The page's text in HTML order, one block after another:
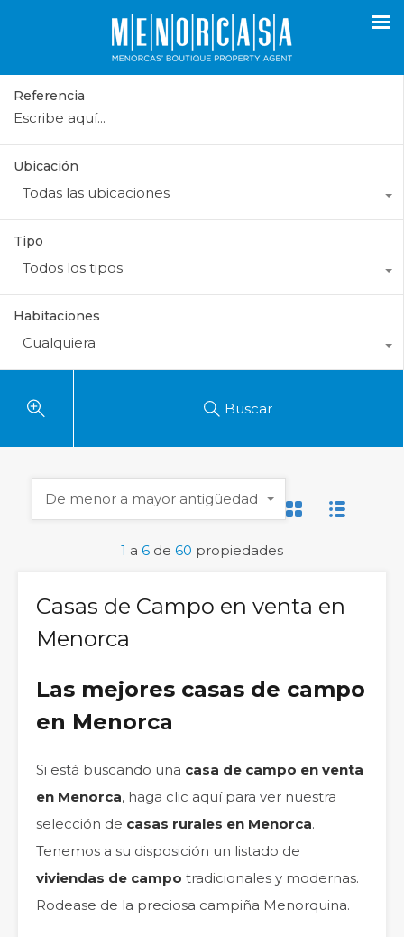
Referencia
Ubicación
Todas las ubicaciones
Tipo
Todos los tipos
Habitaciones
Cualquiera
Buscar
1 a 6 de 60 propiedades
De menor a mayor antigüedad
Casas de Campo en venta en
Menorca
Las mejores casas de campo
en Menorca
Si está buscando una casa de campo en venta
en Menorca, haga clic aquí para ver nuestra
selección de casas rurales en Menorca.
Tenemos a su disposición un listado de
viviendas de campo tradicionales y modernas.
Rodease de la preciosa campiña Menorquina.